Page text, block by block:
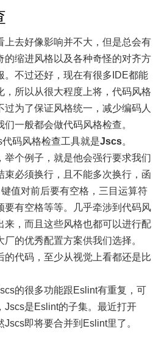
上去好像影响并不大，但是总会有
的缩进风格以及各种奇怪的对齐方
。不过还好，现在有很多IDE都能
，所以从很大程度上将，代码风格
过为了保证风格统一，减少编码人
一般都会做代码风格检查。
码风格检查工具就是Jscs。
举个例子，就是他会强行要求我们
束必须换行，且不能多次换行，函
值对前后要有空格，三目运算符
要有空格等等。几乎牵涉到代码风
来，而且这些风格也都可以进行配
的优秀配置方案供我们选择。
的代码，至少从视觉上看都还是比
的很多功能跟Eslint有重复，可
Jscs是Eslint的子集。最近打开
即将要合并到Eslint里了。